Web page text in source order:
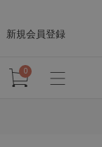
新規会員登録
0